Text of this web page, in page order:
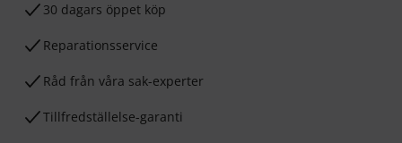
30 dagars öppet köp
Reparationsservice
Råd från våra sak-experter
Tillfredställelse-garanti